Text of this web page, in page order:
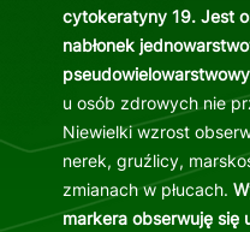
cytokeratyny 19. Jest
nabłonek
u osób zdrowych nie
Niewielki wzrost
nerek, gruźlicy,
zmianach w płucach.
markera obserwuję się